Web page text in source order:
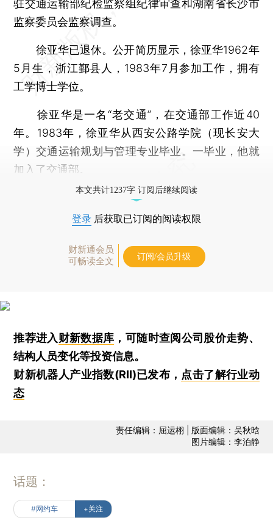
驻交通运输部纪检监察组纪律审查和湖南省长沙市
监察委员会监察调查。
徐亚华已退休。公开简历显示，徐亚华1962年
5月生，浙江鄞县人，1983年7月参加工作，拥有
工学博士学位。
徐亚华是一名“老交通”，在交通部工作近40
年。1983年，徐亚华从西安公路学院（现长安大
学）交通运输规划与管理专业毕业。一毕业，他就
加入了交通部。
本文共计1237字 订阅后继续阅读
登录 后获取已订阅的阅读权限
财新通会员
可畅读全文
订阅/会员升级
推荐进入财新数据库 ，可随时查阅公司股价走势、
结构人员变化等投资信息。
财新机器人产业指数(RII)已发布， 点击了解行业动
态
责任编辑：屈运栩 | 版面编辑：吴秋晗
图片编辑：李泊静
话题：
#网约车 +关注